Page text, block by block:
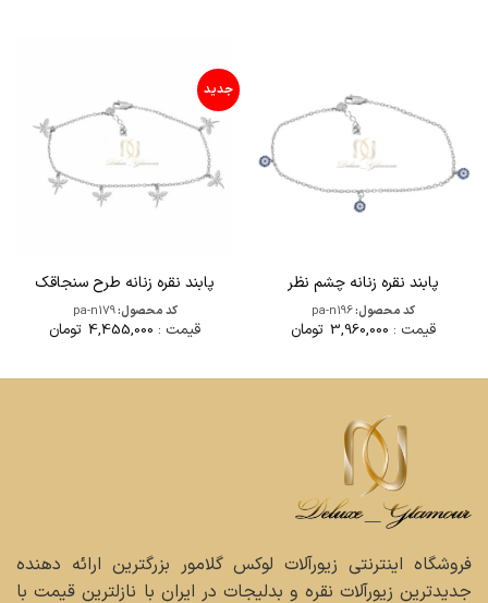
پابند نقره زنانه چشم نظر
کد محصول:pa-n196
قیمت : 3,960,000 تومان
جدید
پابند نقره زنانه طرح سنجاقک
کد محصول:pa-n179
قیمت : 4,455,000 تومان
فروشگاه اینترنتی زیورآلات لوکس گلامور بزرگترین ارائه دهنده
جدیدترین زیورآلات نقره و بدلیجات در ایران با نازلترین قیمت با